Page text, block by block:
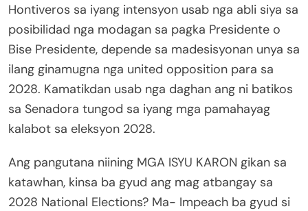
Hontiveros sa iyang intensyon usab nga abli siya sa
posibilidad nga modagan sa pagka Presidente o
Bise Presidente, depende sa madesisyonan unya sa
ilang ginamugna nga united opposition para sa
2028. Kamatikdan usab nga daghan ang ni batikos
sa Senadora tungod sa iyang mga pamahayag
kalabot sa eleksyon 2028.
Ang pangutana niining MGA ISYU KARON gikan sa
katawhan, kinsa ba gyud ang mag atbangay sa
2028 National Elections? Ma- Impeach ba gyud si